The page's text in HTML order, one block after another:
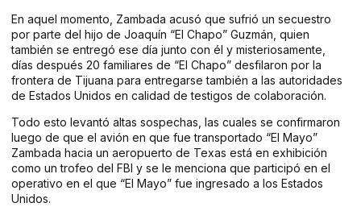
En aquel momento, Zambada acusó que sufrió un secuestro
por parte del hijo de Joaquín “El Chapo” Guzmán, quien
también se entregó ese día junto con él y misteriosamente,
días después 20 familiares de “El Chapo” desfilaron por la
frontera de Tijuana para entregarse también a las autoridades
de Estados Unidos en calidad de testigos de colaboración.
Todo esto levantó altas sospechas, las cuales se confirmaron
luego de que el avión en que fue transportado “El Mayo”
Zambada hacia un aeropuerto de Texas está en exhibición
como un trofeo del FBI y se le menciona que participó en el
operativo en el que “El Mayo” fue ingresado a los Estados
Unidos.